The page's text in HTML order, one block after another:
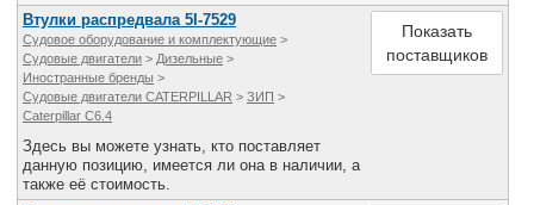
Втулки распредвала 5I-7529
Судовое оборудование и комплектующие >
Судовые двигатели > Дизельные >
Иностранные бренды >
Судовые двигатели CATERPILLAR > ЗИП >
Caterpillar C6.4
Здесь вы можете узнать, кто поставляет
данную позицию, имеется ли она в наличии, а
также её стоимость.
Показать
поставщиков